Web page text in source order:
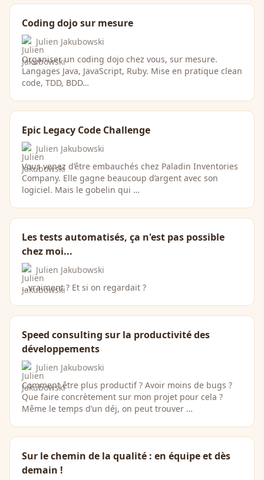
Coding dojo sur mesure
Julien Jakubowski
Organiser un coding dojo chez vous, sur mesure.
Langages Java, JavaScript, Ruby. Mise en pratique clean
code, TDD, BDD…
Epic Legacy Code Challenge
Julien Jakubowski
Vous venez d’être embauchés chez Paladin Inventories
Company. Elle gagne beaucoup d’argent avec son
logiciel. Mais le gobelin qui …
Les tests automatisés, ça n'est pas possible
chez moi...
Julien Jakubowski
…vraiment ? Et si on regardait ?
Speed consulting sur la productivité des
développements
Julien Jakubowski
Comment être plus productif ? Avoir moins de bugs ?
Que faire concrètement sur mon projet pour cela ?
Même le temps d’un déj, on peut trouver …
Sur le chemin de la qualité : en équipe et dès
demain !